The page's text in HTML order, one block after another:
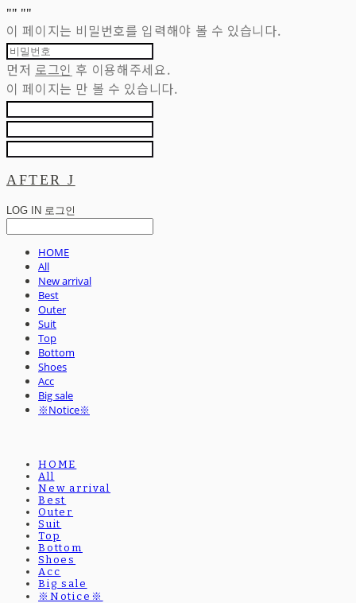
"" ""
이 페이지는 비밀번호를 입력해야 볼 수 있습니다.
먼저 로그인 후 이용해주세요.
이 페이지는 만 볼 수 있습니다.
AFTER J
LOG IN 로그인
HOME
All
New arrival
Best
Outer
Suit
Top
Bottom
Shoes
Acc
Big sale
※Notice※
HOME
All
New arrival
Best
Outer
Suit
Top
Bottom
Shoes
Acc
Big sale
※Notice※